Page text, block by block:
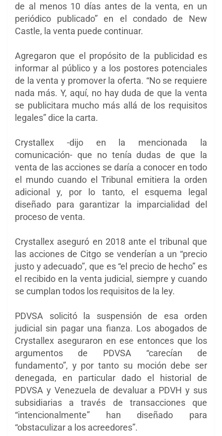
de al menos 10 días antes de la venta, en un
periódico publicado” en el condado de New
Castle, la venta puede continuar.
Agregaron que el propósito de la publicidad es
informar al público y a los postores potenciales
de la venta y promover la oferta. “No se requiere
nada más. Y, aquí, no hay duda de que la venta
se publicitara mucho más allá de los requisitos
legales” dice la carta.
Crystallex -dijo en la mencionada la
comunicación- que no tenía dudas de que la
venta de las acciones se daría a conocer en todo
el mundo cuando el Tribunal emitiera la orden
adicional y, por lo tanto, el esquema legal
diseñado para garantizar la imparcialidad del
proceso de venta.
Crystallex aseguró en 2018 ante el tribunal que
las acciones de Citgo se venderían a un “precio
justo y adecuado”, que es “el precio de hecho” es
el recibido en la venta judicial, siempre y cuando
se cumplan todos los requisitos de la ley.
PDVSA solicitó la suspensión de esa orden
judicial sin pagar una fianza. Los abogados de
Crystallex aseguraron en ese entonces que los
argumentos de PDVSA “carecían de
fundamento”, y por tanto su moción debe ser
denegada, en particular dado el historial de
PDVSA y Venezuela de devaluar a PDVH y sus
subsidiarias a través de transacciones que
“intencionalmente” han diseñado para
“obstaculizar a los acreedores”.